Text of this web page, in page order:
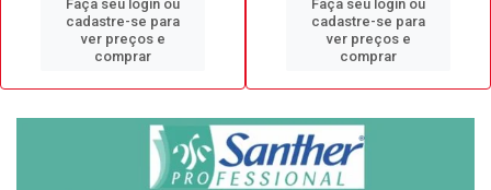
Faça seu login ou
cadastre-se para
ver preços e
comprar
Faça seu login ou
cadastre-se para
ver preços e
comprar